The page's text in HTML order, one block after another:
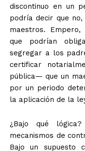
discontinuo en un
podría decir que
maestros. Empero,
que podrían
segregar a los
certificar
pública— que un
por un periodo
la aplicación de la
¿Bajo qué
mecanismos de
Bajo un supuesto